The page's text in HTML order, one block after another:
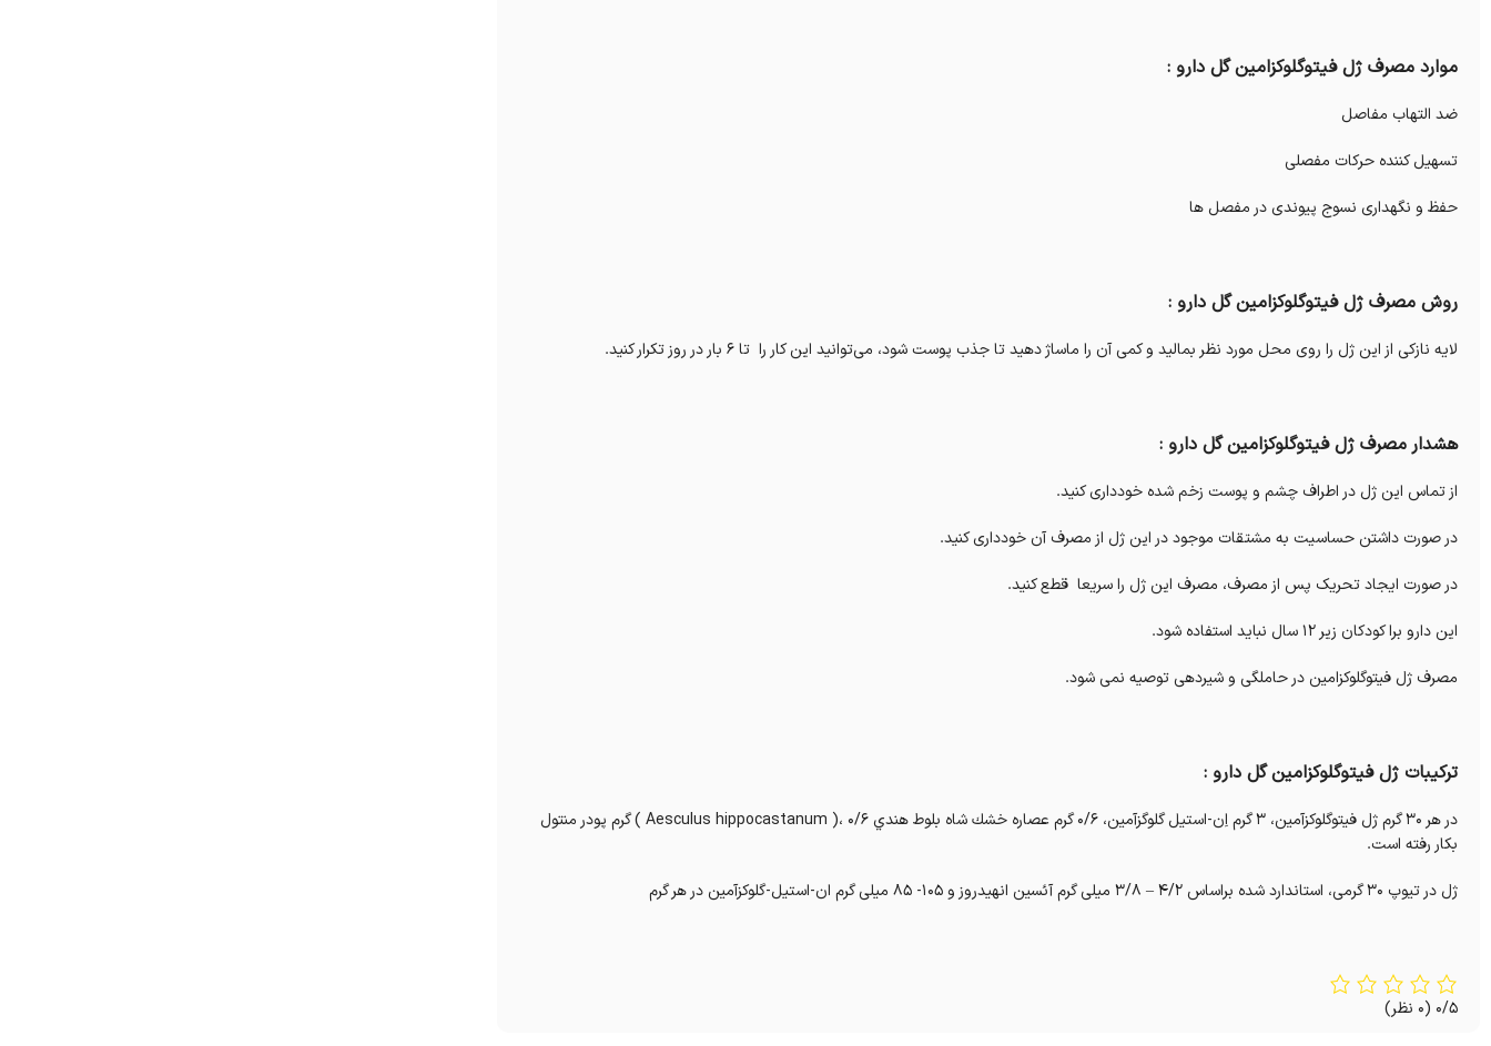
موارد مصرف ژل فیتوگلوکزامین گل دارو :
ضد التهاب مفاصل
تسهیل کننده حرکات مفصلی
حفظ و نگهداری نسوج پیوندی در مفصل ها
روش مصرف ژل فیتوگلوکزامین گل دارو :
لایه نازکی از این ژل را روی محل مورد نظر بمالید و کمی آن را ماساژ دهید تا جذب پوست شود، می‌توانید این کار را تا 6 بار در روز تکرار کنید.
هشدار مصرف ژل فیتوگلوکزامین گل دارو :
از تماس این ژل در اطراف چشم و پوست زخم شده خودداری کنید.
در صورت داشتن حساسیت به مشتقات موجود در این ژل از مصرف آن خودداری کنید.
در صورت ایجاد تحریک پس از مصرف، مصرف این ژل را سریعا قطع کنید.
این دارو برا کودکان زیر 12 سال نباید استفاده شود.
مصرف ژل فیتوگلوکزامین در حاملگی و شیردهی توصیه نمی شود.
ترکیبات ژل فیتوگلوکزامین گل دارو :
در هر 30 گرم ژل فيتوگلوكزآمين، 3 گرم اِن-استيل گلوگزآمين، 0/6 گرم عصاره خشك شاه بلوط هندي Aesculus hippocastanum )، 0/6 ) گرم پودر منتول
بكار رفته است.
ژل در تیوپ 30 گرمی، استاندارد شده براساس 4/2 – 3/8 میلی گرم آئسین انهیدروز و 105- 85 میلی گرم ان-استيل-گلوكزآمين در هر گرم
0/5 (0 نظر)